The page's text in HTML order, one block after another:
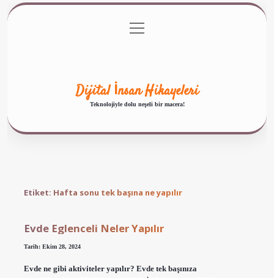
Gizlilik Politikası
menüyü
aç
Dijital İnsan Hikayeleri
Teknolojiyle dolu neşeli bir macera!
Etiket: Hafta sonu tek başına ne yapılır
Evde Eglenceli Neler Yapılır
Tarih: Ekim 28, 2024
Evde ne gibi aktiviteler yapılır? Evde tek başınıza